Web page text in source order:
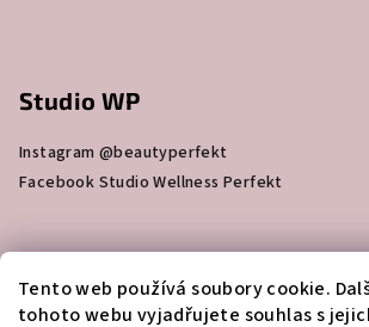
Tento web používá soubory cookie.
tohoto webu vyjadřujete souhlas s
Studio WP
Instagram @beautyperfekt
Facebook Studio Wellness Perfekt
Skin Bar Beauty Perfekt